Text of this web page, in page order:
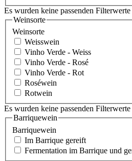
Es wurden keine passenden
Weinsorte
Weinsorte
Weisswein
Vinho Verde - Weiss
Vinho Verde - Rosé
Vinho Verde - Rot
Roséwein
Rotwein
Es wurden keine passenden
Barriquewein
Barriquewein
Im Barrique gereift
Fermentation im Barrique und